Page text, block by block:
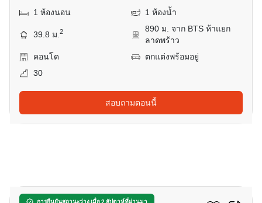
1 ห้องนอน 1 ห้องน้ำ
39.8 ม.2
890 ม. จาก BTS ห้าแยก
ลาดพร้าว
คอนโด
ตกแต่งพร้อมอยู่
30
สอบถามตอนนี้
การยืนยันสถานะว่าง เมื่อ 2 สัปดาห์ที่ผ่านมา